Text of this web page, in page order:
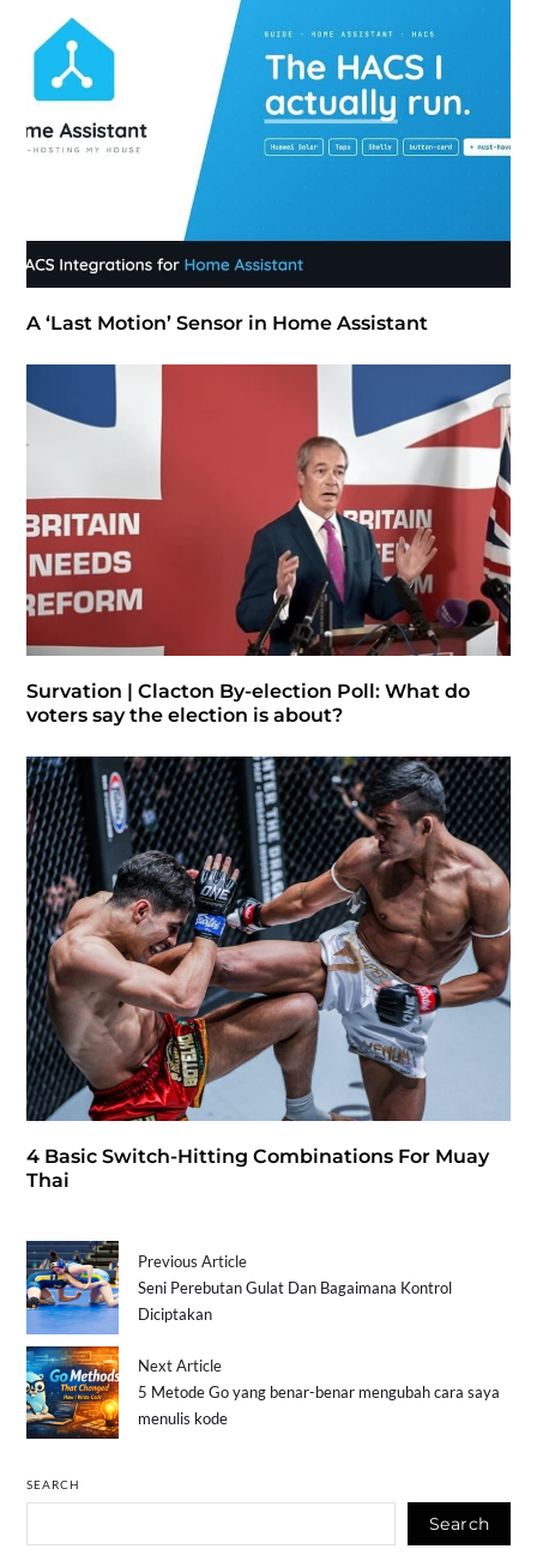
A ‘Last Motion’ Sensor in Home Assistant
Survation | Clacton By-election Poll: What do
voters say the election is about?
4 Basic Switch-Hitting Combinations For Muay
Thai
Previous Article
Seni Perebutan Gulat Dan Bagaimana Kontrol
Diciptakan
Next Article
5 Metode Go yang benar-benar mengubah cara saya
menulis kode
SEARCH
Search